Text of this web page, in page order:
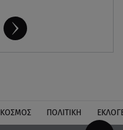
ΚΟΣΜΟΣ ΠΟΛΙΤΙΚΗ